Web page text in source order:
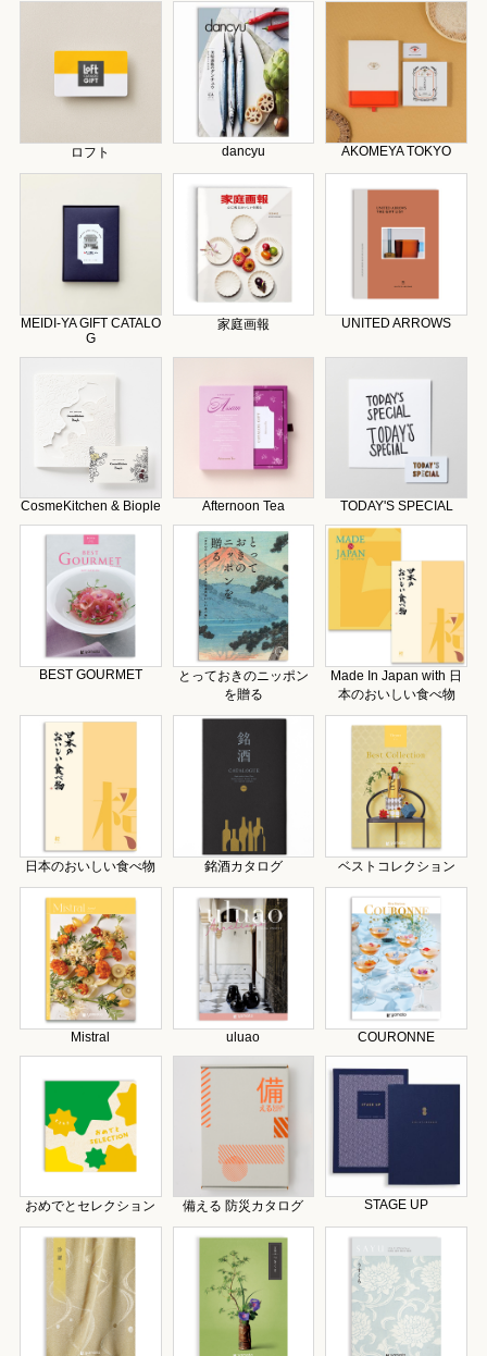
ロフト dancyu AKOMEYA TOKYO
MEIDI-YA GIFT CATALO
G
家庭画報 UNITED ARROWS
CosmeKitchen & Biople Afternoon Tea TODAY'S SPECIAL
BEST GOURMET
とっておきのニッポン
を贈る
Made In Japan with 日
本のおいしい食べ物
日本のおいしい食べ物 銘酒カタログ ベストコレクション
Mistral uluao COURONNE
おめでとセレクション 備える 防災カタログ STAGE UP